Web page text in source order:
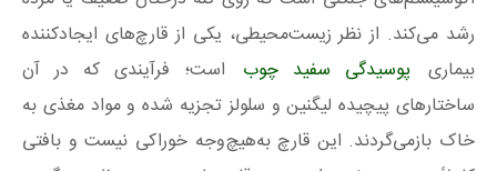
رشد می‌کند. از نظر زیست‌محیطی، یکی از قارچ‌های ایجادکننده
بیماری پوسیدگی سفید چوب
است؛ فرآیندی که در آن
ساختارهای پیچیده لیگنین و سلولز تجزیه شده و مواد مغذی به
خاک بازمی‌گردند. این قارچ به‌هیچ‌وجه خوراکی نیست و بافتی